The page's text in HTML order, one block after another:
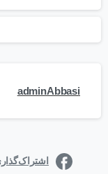
adminAbbasi